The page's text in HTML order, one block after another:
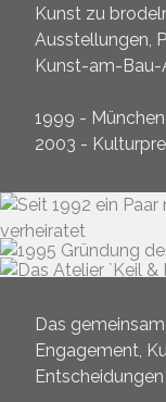
Kunst zu
Ausstellungen,
Kunst-am-Bau-
1999 -
2003 -
Das
Engagement,